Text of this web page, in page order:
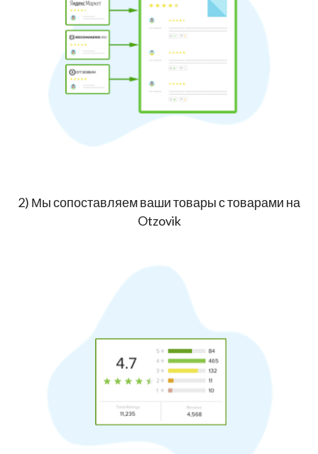
2) Мы сопоставляем ваши товары с товарами на
Otzovik